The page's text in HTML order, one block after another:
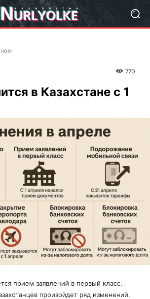
770
в Казахстане с 1
прием заявлений в первый класс.
произойдет ряд изменений.